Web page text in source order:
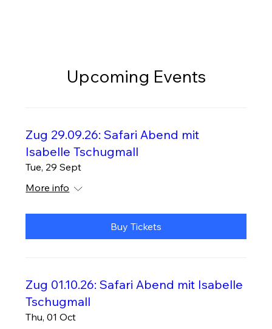
Upcoming Events
Zug 29.09.26: Safari Abend mit
Isabelle Tschugmall
Tue, 29 Sept
More info
Buy Tickets
Zug 01.10.26: Safari Abend mit Isabelle
Tschugmall
Thu, 01 Oct